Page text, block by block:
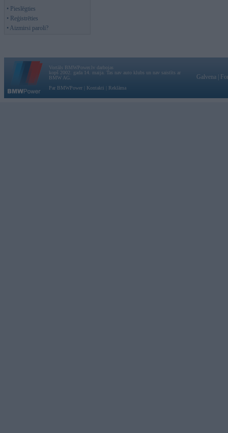
• Pieslēgties
• Reģistrēties
• Aizmirsi paroli?
Vortāls BMWPower.lv darbojas
kopš 2002. gada 14. maija. Tas nav auto klubs un nav saistīts ar
BMW AG.
Par BMWPower
Kontakti Reklāma
Galvena